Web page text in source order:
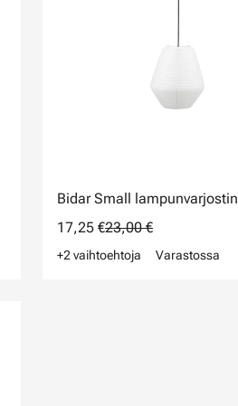
Bidar Small lampunvarjostin
17,25 €23,00 €
+2 vaihtoehtoja Varastossa